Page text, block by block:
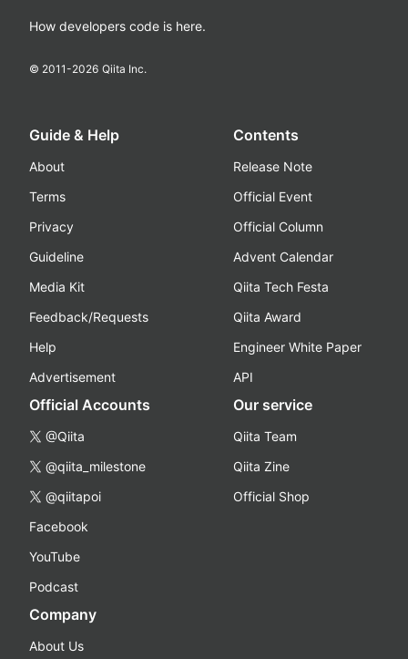
How developers code is here.
© 2011-2026 Qiita Inc.
Guide & Help
About
Terms
Privacy
Guideline
Media Kit
Feedback/Requests
Help
Advertisement
Contents
Release Note
Official Event
Official Column
Advent Calendar
Qiita Tech Festa
Qiita Award
Engineer White Paper
API
Official Accounts
@Qiita
@qiita_milestone
@qiitapoi
Facebook
YouTube
Podcast
Our service
Qiita Team
Qiita Zine
Official Shop
Company
About Us